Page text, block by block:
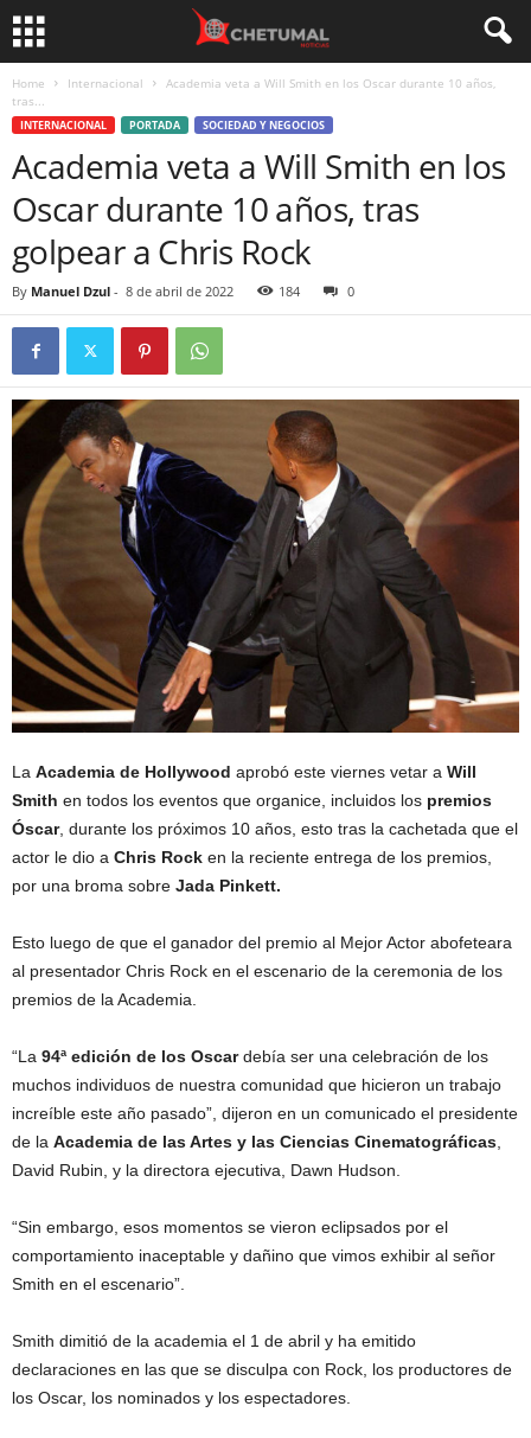
Home Internacional
Academia veta a Will Smith en los Oscar durante 10 años,
tras...
INTERNACIONAL PORTADA SOCIEDAD Y NEGOCIOS
Academia veta a Will Smith en los
Oscar durante 10 años, tras
golpear a Chris Rock
By Manuel Dzul - 8 de abril de 2022 184 0
La Academia de Hollywood aprobó este viernes vetar a Will
Smith en todos los eventos que organice, incluidos los premios
Óscar, durante los próximos 10 años, esto tras la cachetada que el
actor le dio a Chris Rock en la reciente entrega de los premios,
por una broma sobre Jada Pinkett.
Esto luego de que el ganador del premio al Mejor Actor abofeteara
al presentador Chris Rock en el escenario de la ceremonia de los
premios de la Academia.
“La 94ª edición de los Oscardebía ser una celebración de los
muchos individuos de nuestra comunidad que hicieron un trabajo
increíble este año pasado”, dijeron en un comunicado el presidente
de la Academia de las Artes y las Ciencias Cinematográficas,
David Rubin, y la directora ejecutiva, Dawn Hudson.
“Sin embargo, esos momentos se vieron eclipsados por el
comportamiento inaceptable y dañino que vimos exhibir al señor
Smith en el escenario”.
Smith dimitió de la academia el 1 de abril y ha emitido
declaraciones en las que se disculpa con Rock, los productores de
los Oscar, los nominados y los espectadores.